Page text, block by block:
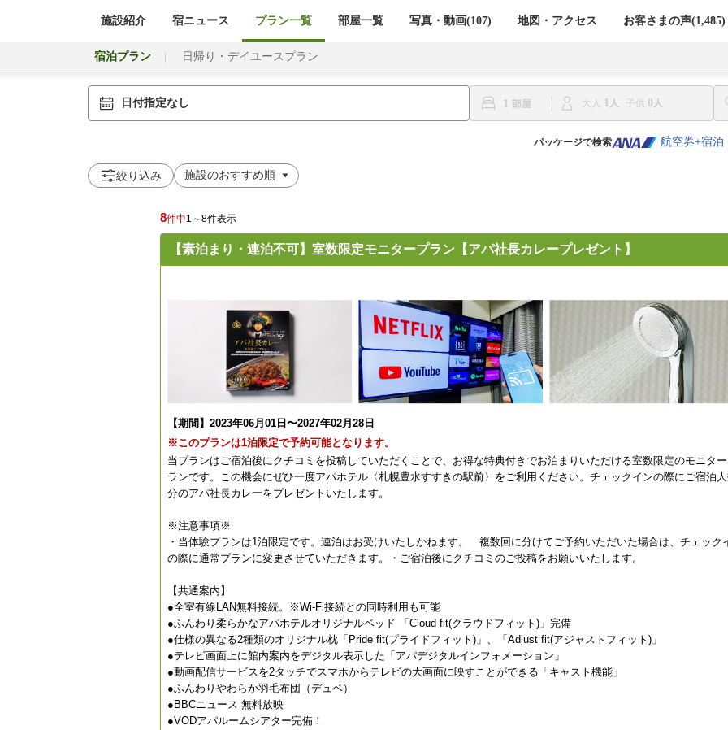
施設紹介 宿ニュース プラン一覧 部屋一覧 写真・動画(107) 地図・アクセス お客さまの声(1,485)
宿泊プラン 日帰り・デイユースプラン
日付指定なし 1 大人 1 子供 0
パッケージで検索 航空券+宿泊
絞り込み
8件中1～8件表示
【素泊まり・連泊不可】室数限定モニタープラン【アパ社長カレープレゼント】
【期間】2023年06月01日〜2027年02月28日
※このプランは1泊限定で予約可能となります。
当プランはご宿泊後にクチコミを投稿していただくことで、お得な特典付きでお泊まりいただける室数限定のモニタ
ランです。この機会にぜひ一度アパホテル〈札幌豊水すすきの駅前〉をご利用ください。チェックインの際にご宿泊
分のアパ社長カレーをプレゼントいたします。
※注意事項※
・当体験プランは1泊限定です。連泊はお受けいたしかねます。 複数回に分けてご予約いただいた場合は、チェック
の際に通常プランに変更させていただきます。・ご宿泊後にクチコミのご投稿をお願いいたします。
【共通案内】
●全室有線LAN無料接続。※Wi-Fi接続との同時利用も可能
●ふんわり柔らかなアパホテルオリジナルベッド 「Cloud fit(クラウドフィット)」完備
●仕様の異なる2種類のオリジナル枕「Pride fit(プライドフィット)」、「Adjust fit(アジャストフィット)」
●テレビ画面上に館内案内をデジタル表示した「アパデジタルインフォメーション」
●動画配信サービスを2タッチでスマホからテレビの大画面に映すことができる「キャスト機能」
●ふんわりやわらか羽毛布団（デュベ）
●BBCニュース 無料放映
●VODアパルームシアター完備！